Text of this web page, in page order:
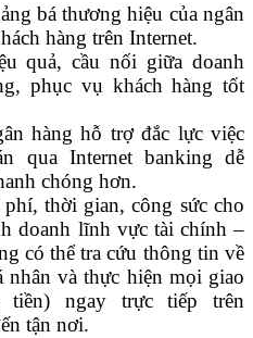
bá thương hiệu của ngân
hàng trên Internet.
quả, cầu nối giữa doanh
phục vụ khách hàng tốt
hàng hỗ trợ đắc lực việc
qua Internet banking dễ
chóng hơn.
thời gian, công sức cho
doanh lĩnh vực tài chính –
có thể tra cứu thông tin về
nhân và thực hiện mọi giao
tiền) ngay trực tiếp trên
tận nơi.